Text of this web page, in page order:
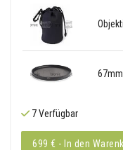
7 Verfügbar
699 € - In den